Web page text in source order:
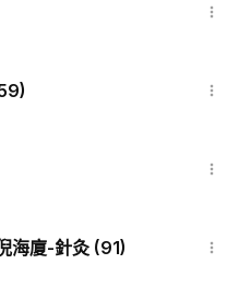
海廈-針灸 (91)